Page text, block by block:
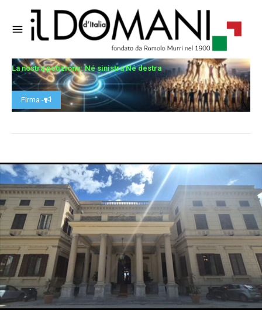
La nostra petizione: Né sinistra Né destra
Firma -